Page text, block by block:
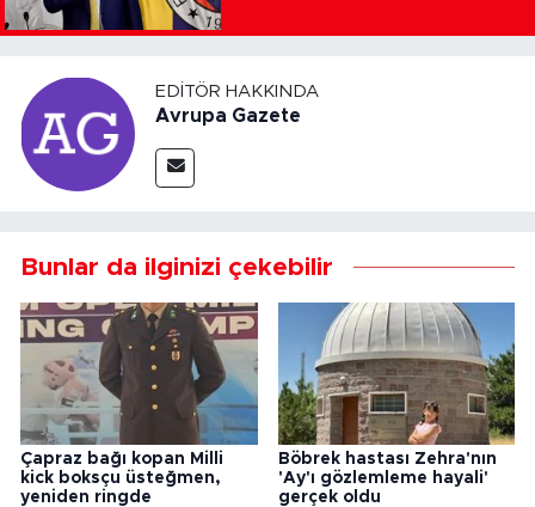
EDITÖR HAKKINDA
Avrupa Gazete
Bunlar da ilginizi çekebilir
Çapraz bağı kopan Milli
kick boksçu üsteğmen,
yeniden ringde
Böbrek hastası Zehra'nın
'Ay'ı gözlemleme hayali'
gerçek oldu